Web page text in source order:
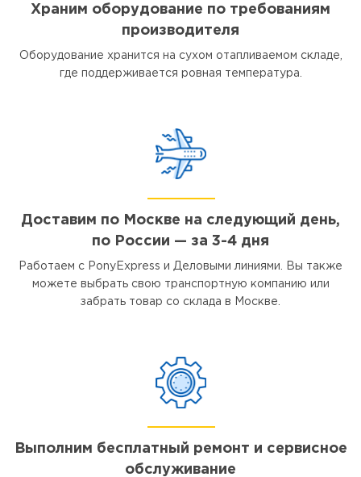
Храним оборудование по требованиям
производителя
Оборудование хранится на сухом отапливаемом складе,
где поддерживается ровная температура.
Доставим по Москве на следующий день,
по России — за 3-4 дня
Работаем с PonyExpress и Деловыми линиями. Вы также
можете выбрать свою транспортную компанию или
забрать товар со склада в Москве.
Выполним бесплатный ремонт и сервисное
обслуживание